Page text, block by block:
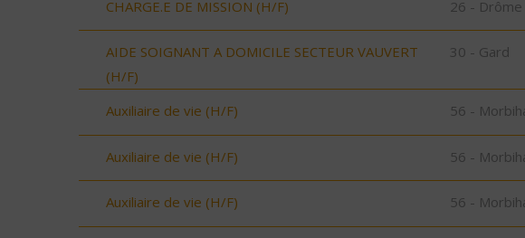
CHARGE.E DE MISSION (H/F) 26 - Drôme
AIDE SOIGNANT A DOMICILE SECTEUR VAUVERT
(H/F)
30 - Gard
Auxiliaire de vie (H/F) 56 -
Auxiliaire de vie (H/F) 56 -
Auxiliaire de vie (H/F) 56 -